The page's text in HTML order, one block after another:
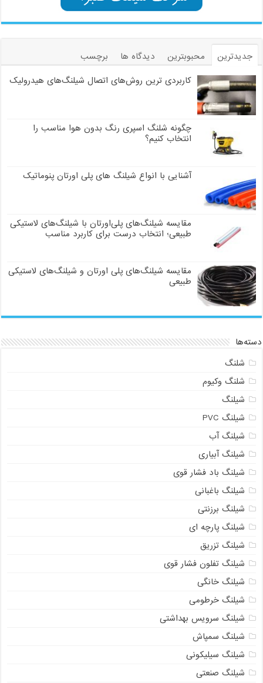
جدیدترین محبوبترین دیدگاه ها
برچسب
کاربردی ترین روش‌های اتصال شیلنگ‌های هیدرولیک
چگونه شلنگ اسپری رنگ بدون هوا مناسب را
انتخاب کنیم؟
آشنایی با انواع شیلنگ های پلی اورتان پنوماتیک
مقایسه شیلنگ‌های پلی‌اورتان با شیلنگ‌های لاستیکی
طبیعی؛ انتخاب درست برای کاربرد مناسب
مقایسه شیلنگ‌های پلی اورتان و شیلنگ‌های لاستیکی
طبیعی
دسته‌ها
شلنگ
شلنگ وکیوم
شیلنگ
شیلنگ PVC
شیلنگ آب
شیلنگ آبیاری
شیلنگ باد فشار قوی
شیلنگ باغبانی
شیلنگ برزنتی
شیلنگ پارچه‌ ای
شیلنگ تزریق
شیلنگ تفلون فشار قوی
شیلنگ خانگی
شیلنگ خرطومی
شیلنگ سرویس بهداشتی
شیلنگ سمپاش
شیلنگ سیلیکونی
شیلنگ صنعتی